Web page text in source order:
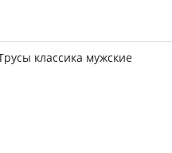
классика мужские